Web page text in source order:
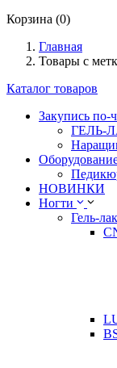
Корзина (0)
Главная
Товары с
Каталог товаров
Закупись по-
ГЕЛЬ-
НОВИНКИ
Ногти
Гель-